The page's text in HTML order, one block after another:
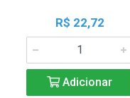
R$ 22,72
Adicionar